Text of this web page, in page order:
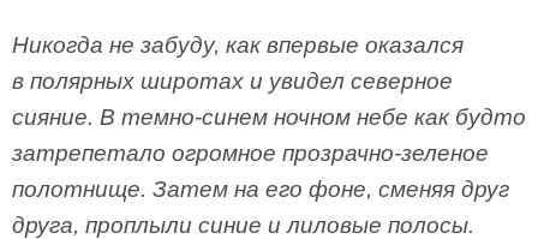
Никогда не забуду, как впервые оказался
в полярных широтах и увидел северное
сияние. В темно-синем ночном небе как будто
затрепетало огромное прозрачно-зеленое
полотнище. Затем на его фоне, сменяя друг
друга, проплыли синие и лиловые полосы.